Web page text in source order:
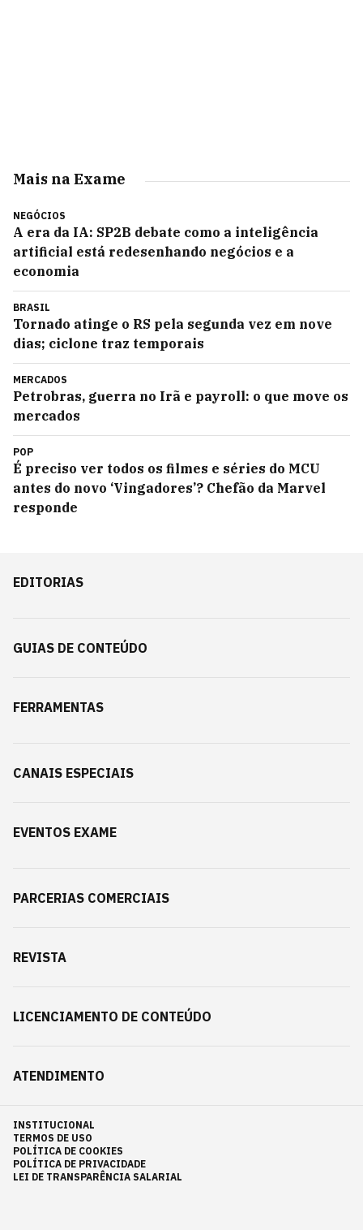
Mais na Exame
NEGÓCIOS
A era da IA: SP2B debate como a inteligência
artificial está redesenhando negócios e a
economia
BRASIL
Tornado atinge o RS pela segunda vez em nove
dias; ciclone traz temporais
MERCADOS
Petrobras, guerra no Irã e payroll: o que move os
mercados
POP
É preciso ver todos os filmes e séries do MCU
antes do novo ‘Vingadores’? Chefão da Marvel
responde
EDITORIAS
GUIAS DE CONTEÚDO
FERRAMENTAS
CANAIS ESPECIAIS
EVENTOS EXAME
PARCERIAS COMERCIAIS
REVISTA
LICENCIAMENTO DE CONTEÚDO
ATENDIMENTO
INSTITUCIONAL
TERMOS DE USO
POLÍTICA DE COOKIES
POLÍTICA DE PRIVACIDADE
LEI DE TRANSPARÊNCIA SALARIAL